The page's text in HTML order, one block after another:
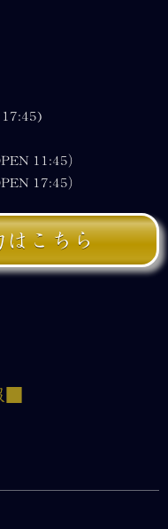
11:45）
17:45）
はこちら
■